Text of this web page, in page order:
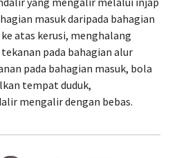
masuk daripada bahagian
atas kerusi, menghalang
pada bahagian alur
pada bahagian masuk, bola
tempat duduk,
mengalir dengan bebas.